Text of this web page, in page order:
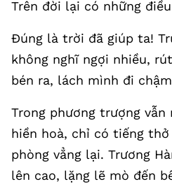
Trên đời lại có những
Đúng là trời đã giúp ta!
không nghĩ ngợi nhiều,
bén ra, lách mình đi
Trong phương trượng
hiền hoà, chỉ có tiếng
phòng vẳng lại. Trương
lên cao, lặng lẽ mò đến